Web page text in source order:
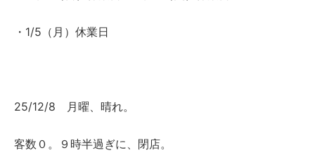
・1/5（月）休業日
25/12/8 月曜、晴れ。
客数０。９時半過ぎに、閉店。